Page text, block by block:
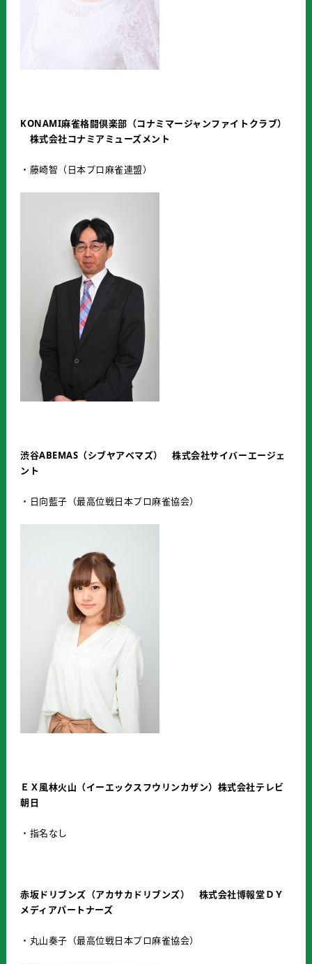
KONAMI麻雀格闘倶楽部（コナミマージャンファイトクラブ）
株式会社コナミアミューズメント
・藤崎智（日本プロ麻雀連盟）
渋谷ABEMAS （シブヤアベマズ） 株式会社サイバーエージェ
ント
・日向藍子（最高位戦日本プロ麻雀協会）
ＥＸ風林火山（イーエックスフウリンカザン）株式会社テレビ
朝日
・指名なし
赤坂ドリブンズ（アカサカドリブンズ） 株式会社博報堂ＤＹ
メディアパートナーズ
・丸山奏子（最高位戦日本プロ麻雀協会）